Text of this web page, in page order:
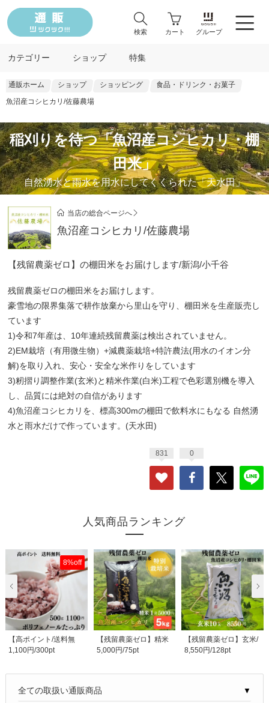
検索 カート グループ
カテゴリー ショップ 特集
通販ホーム ショップ ショッピング
食品・ドリンク・お菓子
魚沼産コシヒカリ/佐藤農場
稲刈りを待つ「魚沼産コシヒカリ・棚
田米」
自然湧水と雨水を用水にしてくくられた「天水田」
当店の総合ページへ
魚沼産コシヒカリ/佐藤農場
【残留農薬ゼロ】の棚田米をお届けします/新潟/小千谷
残留農薬ゼロの棚田米をお届けします。
豪雪地の限界集落で耕作放棄から里山を守り、棚田米を生産販売し
ています
1)令和7年産は、10年連続残留農薬は検出されていません。
2)EM栽培（有用微生物）+減農薬栽培+特許農法(用水のイオン分
解)を取り入れ、安心・安全な米作りをしています
3)籾摺り調整作業(玄米)と精米作業(白米)工程で色彩選別機を導入
し、品質には絶対の自信があります
4)魚沼産コシヒカリを、標高300mの棚田で飲料水にもなる 自然湧
水と雨水だけで作っています。(天水田)
831 0
人気商品ランキング
8%off
【高ポイント/送料無
料】ポリフェノール..
1,100円/300pt
【残留農薬ゼロ】精米
５kg（成人の方約1..
5,000円/75pt
【残留農薬ゼロ】玄米/
10kg/魚沼産コシヒ..
8,550円/128pt
▼